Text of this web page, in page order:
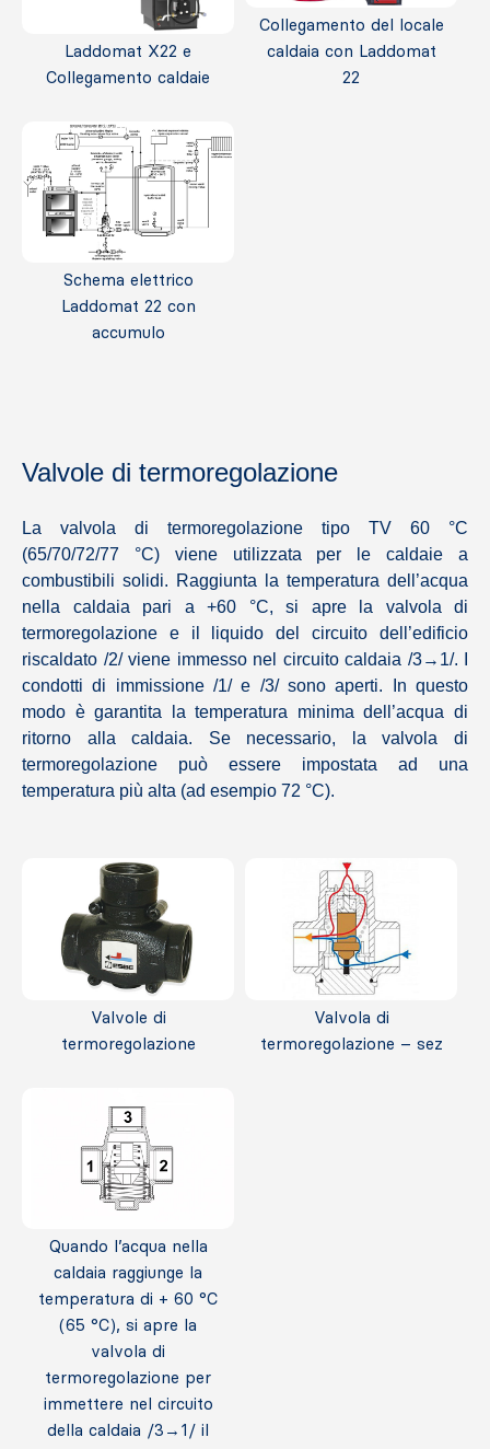
Laddomat X22 e
Collegamento caldaie
Collegamento del locale
caldaia con Laddomat
22
Schema elettrico
Laddomat 22 con
accumulo
Valvole di termoregolazione
La valvola di termoregolazione tipo TV 60 °C
(65/70/72/77 °C) viene utilizzata per le caldaie a
combustibili solidi. Raggiunta la temperatura dell’acqua
nella caldaia pari a +60 °C, si apre la valvola di
termoregolazione e il liquido del circuito dell’edificio
riscaldato /2/ viene immesso nel circuito caldaia /3→1/. I
condotti di immissione /1/ e /3/ sono aperti. In questo
modo è garantita la temperatura minima dell’acqua di
ritorno alla caldaia. Se necessario, la valvola di
termoregolazione può essere impostata ad una
temperatura più alta (ad esempio 72 °C).
Valvole di
termoregolazione
Valvola di
termoregolazione – sez
Quando l’acqua nella
caldaia raggiunge la
temperatura di + 60 °C
(65 °C), si apre la
valvola di
termoregolazione per
immettere nel circuito
della caldaia /3→1/ il